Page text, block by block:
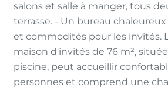
salons et salle à manger, tous
terrasse. - Un bureau
et commodités pour les invités.
maison d'invités de 76 m²,
piscine, peut accueillir
personnes et comprend une